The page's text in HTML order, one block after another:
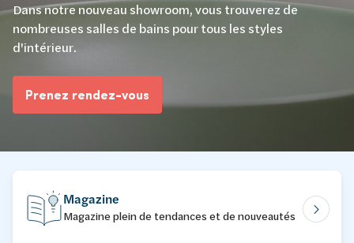
Dans notre nouveau showroom, vous trouverez de
nombreuses salles de bains pour tous les styles
d'intérieur.
Prenez rendez-vous
Magazine
Magazine plein de tendances et de nouveautés